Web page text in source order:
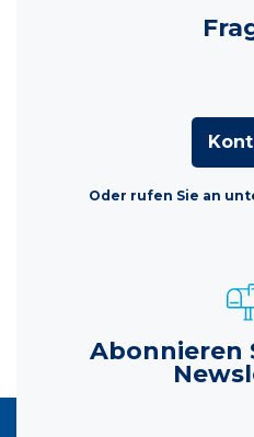
Oder rufen Sie an
Abonnieren